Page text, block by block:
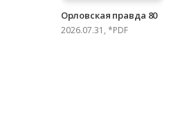
Орловская правда 80
2026.07.31, *PDF